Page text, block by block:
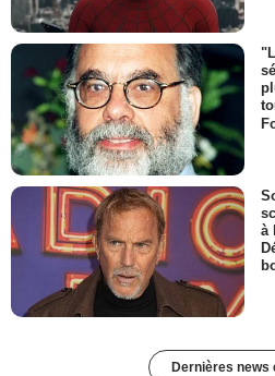
à
Dernières news